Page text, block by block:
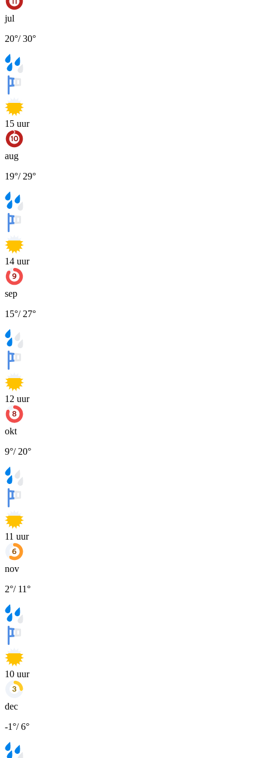
jul
20°/30°
15 uur
aug
19°/ 29°
14 uur
sep
15°/ 27°
12 uur
okt
9°/ 20°
11 uur
nov
2°/ 11°
10 uur
dec
-1°/6°